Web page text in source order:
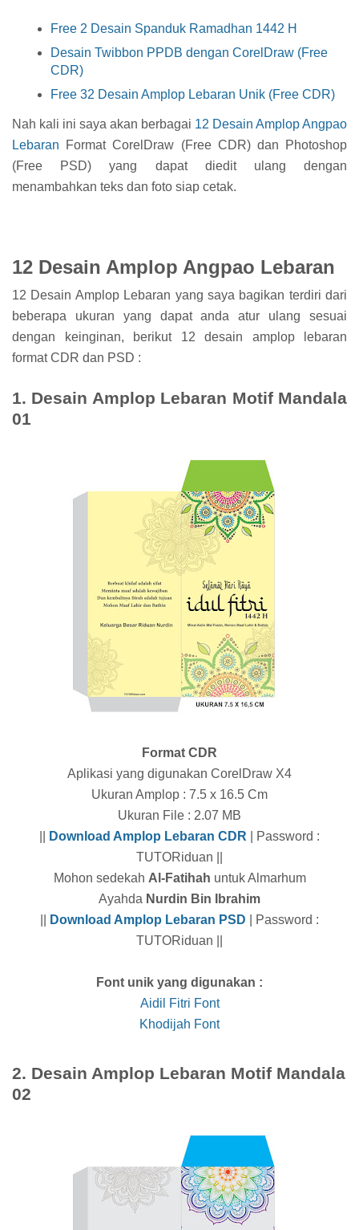
Free 2 Desain Spanduk Ramadhan 1442 H
Desain Twibbon PPDB dengan CorelDraw (Free
CDR)
Free 32 Desain Amplop Lebaran Unik (Free CDR)
Nah kali ini saya akan berbagai 12 Desain Amplop Angpao
Lebaran Format CorelDraw (Free CDR) dan Photoshop
(Free PSD) yang dapat diedit ulang dengan
menambahkan teks dan foto siap cetak.
12 Desain Amplop Angpao Lebaran
12 Desain Amplop Lebaran yang saya bagikan terdiri dari
beberapa ukuran yang dapat anda atur ulang sesuai
dengan keinginan, berikut 12 desain amplop lebaran
format CDR dan PSD :
1. Desain Amplop Lebaran Motif Mandala
01
Format CDR
Aplikasi yang digunakan CorelDraw X4
Ukuran Amplop : 7.5 x 16.5 Cm
Ukuran File : 2.07 MB
Download Amplop Lebaran CDR | Password :
TUTORiduan ||
Mohon sedekah Al-Fatihah untuk Almarhum
Ayahda Nurdin Bin Ibrahim
Download Amplop Lebaran PSD | Password :
TUTORiduan ||
Font unik yang digunakan :
Aidil Fitri Font
Khodijah Font
2. Desain Amplop Lebaran Motif Mandala
02